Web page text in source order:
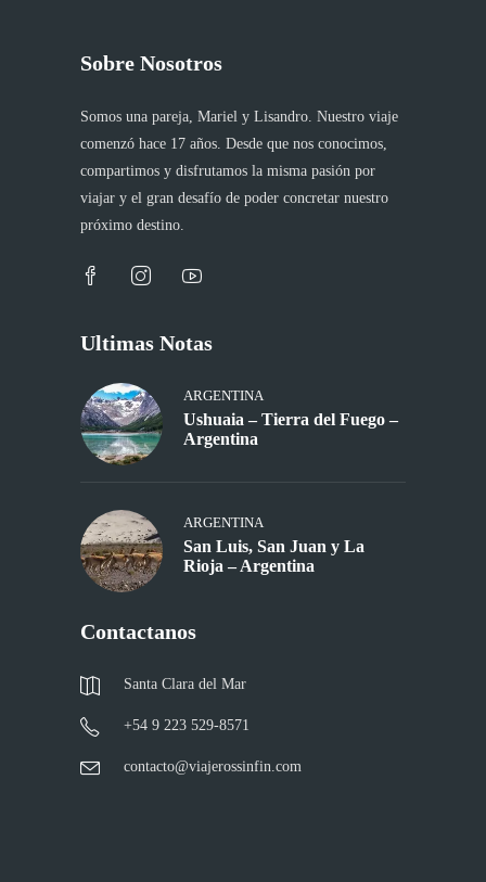
Sobre Nosotros
Somos una pareja, Mariel y Lisandro. Nuestro viaje
comenzó hace 17 años. Desde que nos conocimos,
compartimos y disfrutamos la misma pasión por
viajar y el gran desafío de poder concretar nuestro
próximo destino.
Ultimas Notas
ARGENTINA
Ushuaia – Tierra del Fuego –
Argentina
ARGENTINA
San Luis, San Juan y La
Rioja – Argentina
Contactanos
Santa Clara del Mar
+54 9 223 529-8571
contacto@viajerossinfin.com